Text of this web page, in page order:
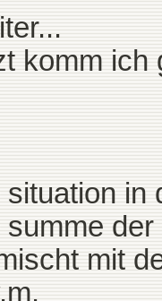
komm ich
situation in
summe
mit